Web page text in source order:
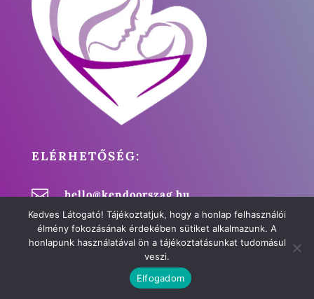
ELÉRHETŐSÉG:
 hello@kendoorszag.hu
 +36 70 779 7314
 Magyarország
Kedves Látogató! Tájékoztatjuk, hogy a honlap felhasználói
élmény fokozásának érdekében sütiket alkalmazunk. A
honlapunk használatával ön a tájékoztatásunkat tudomásul
veszi.
Elfogadom